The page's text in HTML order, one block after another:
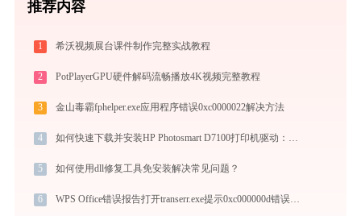
推荐内容
1 希沃视频展台课件制作完整实战教程
2 PotPlayerGPU硬件解码流畅播放4K视频完整教程
3 金山毒霸fphelper.exe应用程序错误0xc0000022解决方法
4 如何快速下载并安装HP Photosmart D7100打印机驱动：详细步骤解析
5 如何使用dll修复工具免安装解决常见问题？
6 WPS Office错误报告打开transerr.exe提示0xc000000d错误码怎么办